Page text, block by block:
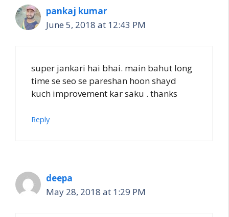
pankaj kumar
June 5, 2018 at 12:43 PM
super jankari hai bhai. main bahut long
time se seo se pareshan hoon shayd
kuch improvement kar saku . thanks
Reply
deepa
May 28, 2018 at 1:29 PM